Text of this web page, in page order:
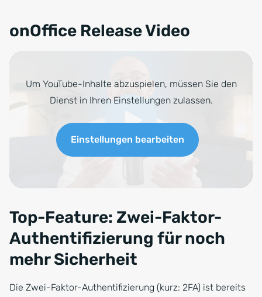
onOffice Release Video
Um YouTube-Inhalte abzuspielen, müssen Sie den
Dienst in Ihren Einstellungen zulassen.
Einstellungen bearbeiten
Top-Feature: Zwei-Faktor-
Authentifizierung für noch
mehr Sicherheit
Die Zwei-Faktor-Authentifizierung (kurz: 2FA) ist bereits